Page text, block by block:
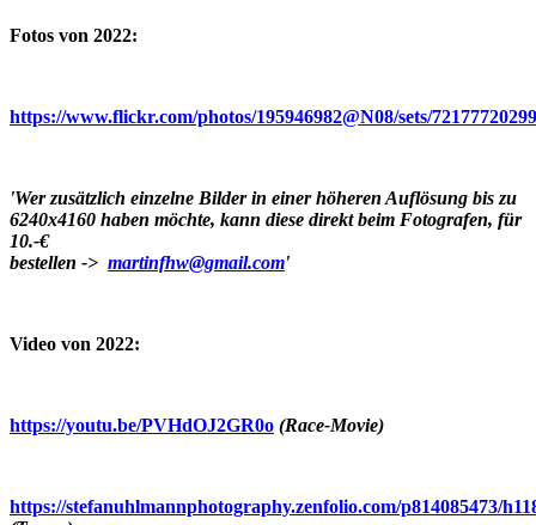
Fotos von 2022:
https://www.flickr.com/photos/195946982@N08/sets/
'Wer zusätzlich einzelne Bilder in einer höheren Auflösung bis zu
6240x4160 haben möchte, kann diese direkt beim Fotografen, für
10.-€
bestellen -> martinfhw@gmail.com'
Video von 2022:
https://youtu.be/PVHdOJ2GR0o (Race-Movie)
https://stefanuhlmannphotography.zenfolio.com/p814085473/